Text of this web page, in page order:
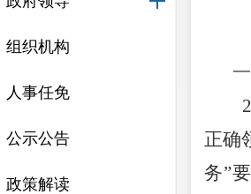
组织机构
人事任免
公示公告
政策解读
正确
务”